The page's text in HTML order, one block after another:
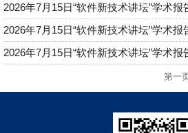
2026年7月15日“软件新技术讲坛”学术
2026年7月15日“软件新技术讲坛”学术
2026年7月15日“软件新技术讲坛”学术
第一